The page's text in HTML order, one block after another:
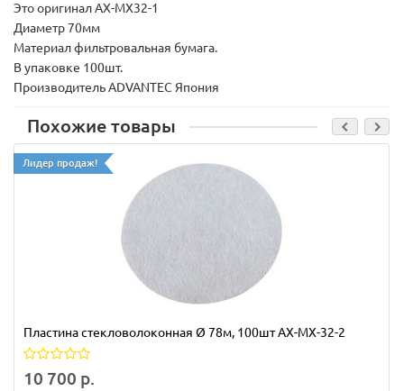
Это оригинал AX-MX32-1
Диаметр 70мм
Материал фильтровальная бумага.
В упаковке 100шт.
Производитель ADVANTEC Япония
Похожие товары
Лидер продаж!
Пластина стекловолоконная Ø 78м, 100шт AX-MX-32-2
10 700 р.